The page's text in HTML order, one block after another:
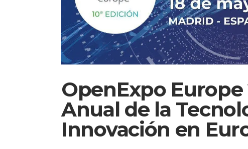
OpenExpo Europe
Anual de la
Innovación en